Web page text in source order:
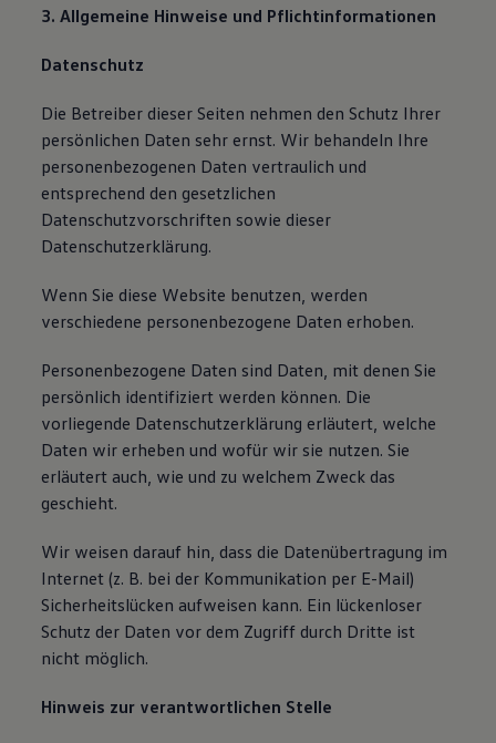
3. Allgemeine Hinweise und Pflichtinformationen
Datenschutz
Die Betreiber dieser Seiten nehmen den Schutz Ihrer
persönlichen Daten sehr ernst. Wir behandeln Ihre
personenbezogenen Daten vertraulich und
entsprechend den gesetzlichen
Datenschutzvorschriften sowie dieser
Datenschutzerklärung.
Wenn Sie diese Website benutzen, werden
verschiedene personenbezogene Daten erhoben.
Personenbezogene Daten sind Daten, mit denen Sie
persönlich identifiziert werden können. Die
vorliegende Datenschutzerklärung erläutert, welche
Daten wir erheben und wofür wir sie nutzen. Sie
erläutert auch, wie und zu welchem Zweck das
geschieht.
Wir weisen darauf hin, dass die Datenübertragung im
Internet (z. B. bei der Kommunikation per E-Mail)
Sicherheitslücken aufweisen kann. Ein lückenloser
Schutz der Daten vor dem Zugriff durch Dritte ist
nicht möglich.
Hinweis zur verantwortlichen Stelle